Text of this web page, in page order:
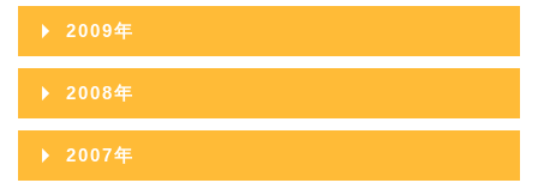
2019年01月
2018年02月
2018年01月
2017年03月
2017年02月
2017年01月
2016年03月
2016年02月
2015年06月
2015年05月
2015年03月
2014年07月
2014年06月
2014年05月
2013年08月
2013年07月
2013年06月
2013年05月
2012年09月
2012年08月
2012年07月
2011年11月
2011年10月
2011年09月
2011年08月
2010年12月
2010年11月
2010年10月
2010年09月
2009年
2009年12月
2009年11月
2009年10月
2008年
2008年12月
2007年